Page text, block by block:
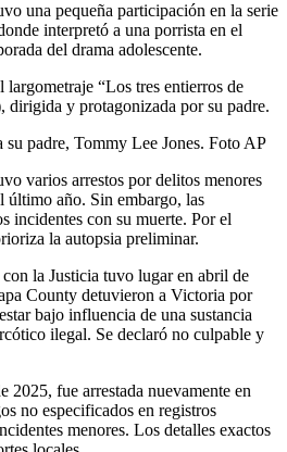
una pequeña participación en la serie
interpretó a una porrista en el
del drama adolescente.
“Los tres entierros de
dirigida y protagonizada por su padre.
padre, Tommy Lee Jones. Foto AP
varios arrestos por delitos menores
último año. Sin embargo, las
incidentes con su muerte. Por el
la autopsia preliminar.
la Justicia tuvo lugar en abril de
County detuvieron a Victoria por
bajo influencia de una sustancia
ilegal. Se declaró no culpable y
2025, fue arrestada nuevamente en
no especificados en registros
menores. Los detalles exactos